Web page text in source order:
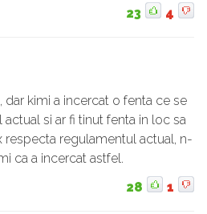
23 4
kimi a incercat o fenta ce se
si ar fi tinut fenta in loc sa
respecta regulamentul actual, n-
ca a incercat astfel.
28 1